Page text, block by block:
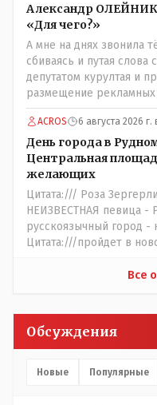
Цитата:/// киргизское
Административный
уездного начальника,
и двух
выделились отделы
Имелись уездный и
бабка, фельдшер,
акимат - по нынешнему.
города
не установили
которые топят за
Какие проблемы,
вас- - выдвинете идею,
напишите ходатайство
вперёд. Под лежачий
ономастов: - нужны
Александр
«Для чего?»
А мне на днях звонила
сбиваясь и путая слова
депутатом курултая и
размещение рекламных
магазина,на что я ей
пользы для людей нет
мой магазин как
обещаний я не
ACROS 6 августа 2026 г.
День города в
Центральная
желающих
Цитата:/// Роза
НЕИЗВЕСТНАЯ певица -
русскоязычный город -
Цитата:///пройдет в
Все
Обсуждения
Новые Популярные